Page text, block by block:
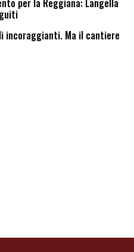
per la Reggiana: Langella
incoraggianti. Ma il cantiere